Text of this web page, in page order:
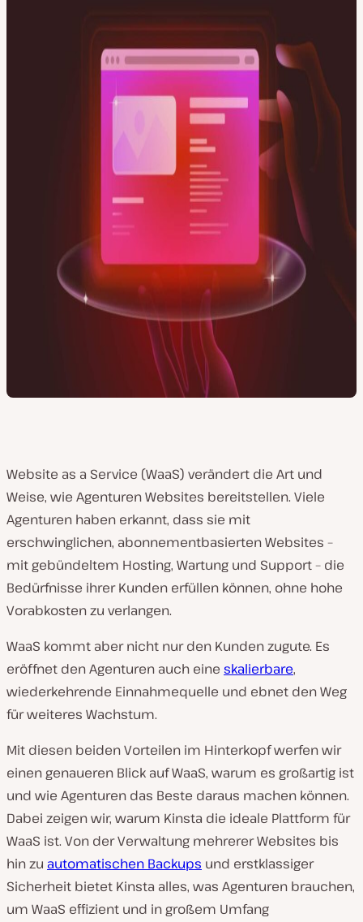
Website as a Service (WaaS) verändert die Art und
Weise, wie Agenturen Websites bereitstellen. Viele
Agenturen haben erkannt, dass sie mit
erschwinglichen, abonnementbasierten Websites –
mit gebündeltem Hosting, Wartung und Support – die
Bedürfnisse ihrer Kunden erfüllen können, ohne hohe
Vorabkosten zu verlangen.
WaaS kommt aber nicht nur den Kunden zugute. Es
eröffnet den Agenturen auch eine skalierbare,
wiederkehrende Einnahmequelle und ebnet den Weg
für weiteres Wachstum.
Mit diesen beiden Vorteilen im Hinterkopf werfen wir
einen genaueren Blick auf WaaS, warum es großartig ist
und wie Agenturen das Beste daraus machen können.
Dabei zeigen wir, warum Kinsta die ideale Plattform für
WaaS ist. Von der Verwaltung mehrerer Websites bis
hin zu automatischen Backups und erstklassiger
Sicherheit bietet Kinsta alles, was Agenturen brauchen,
um WaaS effizient und in großem Umfang